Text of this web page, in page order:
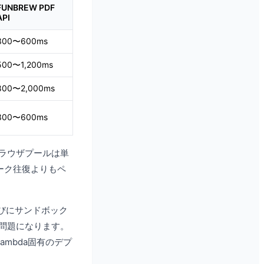
PDF
〜600ms
〜1,200ms
〜2,000ms
〜600ms
ウザプールは単
ク往復よりもペ
にサンドボック
になります。
固有のデプ